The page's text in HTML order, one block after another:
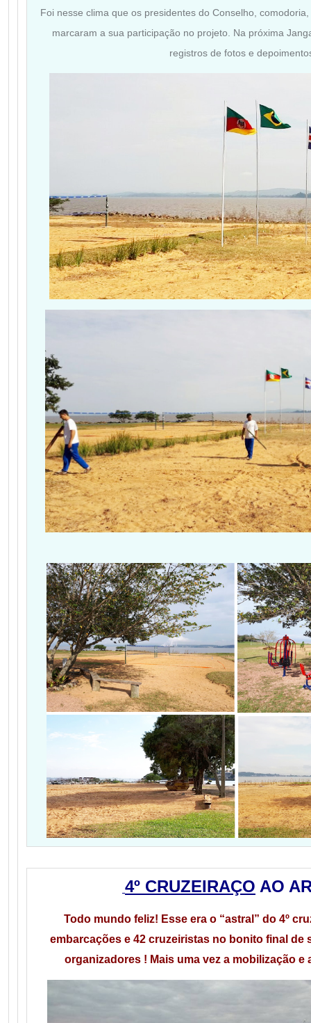
Foi nesse clima que os presidentes do Conselho,
marcaram a sua participação no projeto. Na próxima
registros de fotos e
4º CRUZEIRAÇO AO
Todo mundo feliz! Esse era o “astral” do 4º
embarcações e 42 cruzeiristas no bonito final de
organizadores ! Mais uma vez a mobilização e